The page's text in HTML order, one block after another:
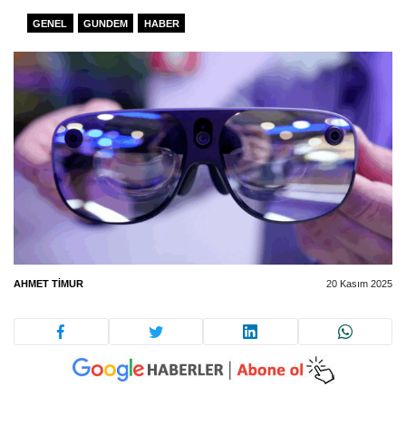
GENEL GUNDEM HABER
AHMET TIMUR 20 Kasım 2025